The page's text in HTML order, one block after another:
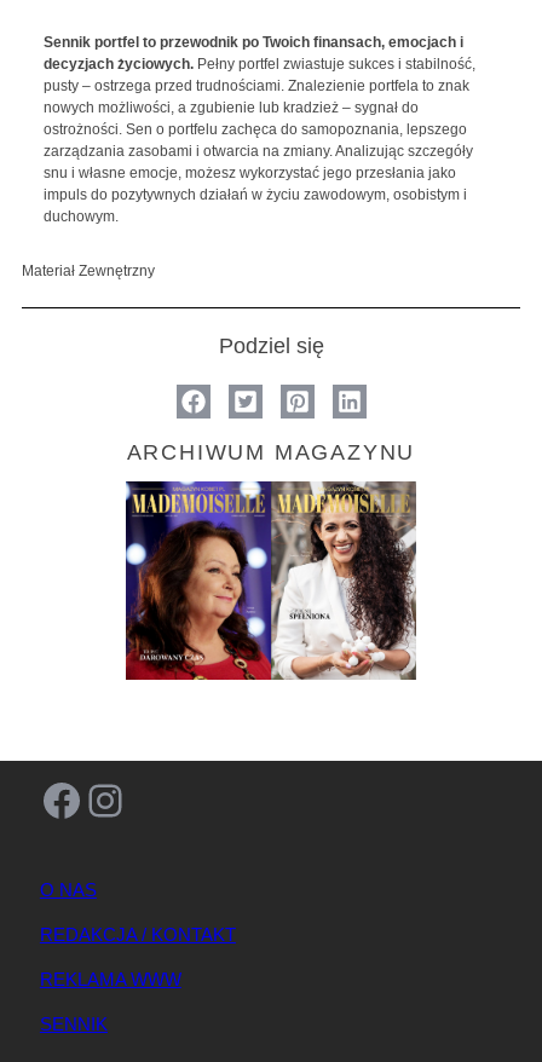
Sennik portfel to przewodnik po Twoich finansach, emocjach i
decyzjach życiowych.Pełny portfel zwiastuje sukces i stabilność,
pusty – ostrzega przed trudnościami. Znalezienie portfela to znak
nowych możliwości, a zgubienie lub kradzież – sygnał do
ostrożności. Sen o portfelu zachęca do samopoznania, lepszego
zarządzania zasobami i otwarcia na zmiany. Analizując szczegóły
snu i własne emocje, możesz wykorzystać jego przesłania jako
impuls do pozytywnych działań w życiu zawodowym, osobistym i
duchowym.
Materiał Zewnętrzny
Podziel się
ARCHIWUM MAGAZYNU
Facebook Instagram
O NAS
REDAKCJA / KONTAKT
REKLAMA WWW
SENNIK